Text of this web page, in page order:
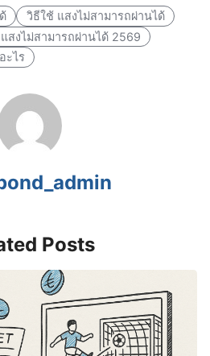
วิธีใช้ แสงไม่สามารถผ่านได้
แสงไม่สามารถผ่านได้ 2569
ะไร
Posts